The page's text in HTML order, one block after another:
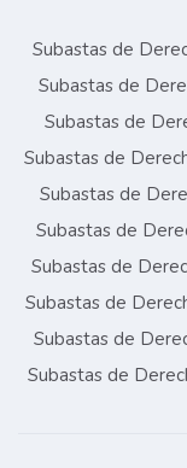
Subastas de
Subastas de
Subastas de
Subastas de
Subastas de
Subastas de
Subastas de
Subastas de
Subastas de
Subastas de